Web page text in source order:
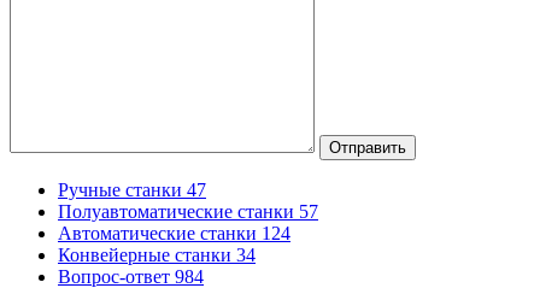
Отправить
Ручные станки 47
Полуавтоматические станки 57
Автоматические станки 124
Конвейерные станки 34
Вопрос-ответ 984